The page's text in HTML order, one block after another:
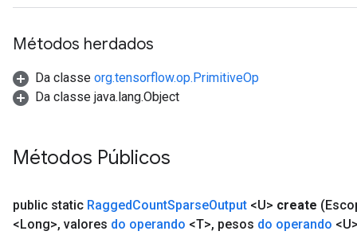
Métodos herdados
Da classe org.tensorflow.op.PrimitiveOp
Da classe java.lang.Object
Métodos Públicos
public static RaggedCountSparseOutput <U> create
<Long>, valores do operando <T>, pesos do operando